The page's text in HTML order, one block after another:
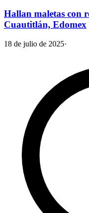
Hallan maletas con
Cuautitlán, Edomex
18 de julio de 2025·